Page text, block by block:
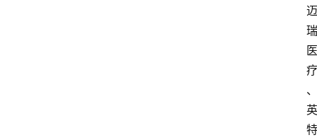
迈
瑞
医
疗
、
英
特